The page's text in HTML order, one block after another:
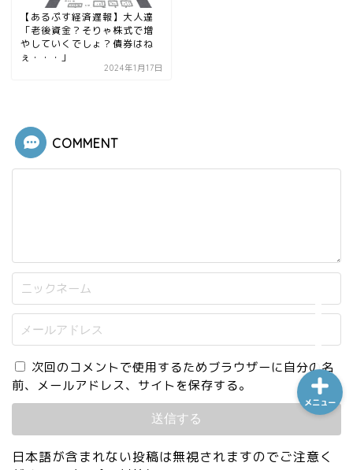
【あるぷす経済遅報】大人達
「老後資金？そりゃ株式で増
やしていくでしょ？債券はね
ぇ・・・」
2024年1月17日
COMMENT
次回のコメントで使用するためブラウザーに自分の名
前、メールアドレス、サイトを保存する。
日本語が含まれない投稿は無視されますのでご注意く
メニュー
趣味
金融